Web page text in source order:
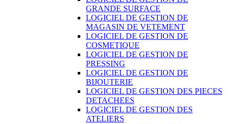
GRANDE SURFACE
LOGICIEL DE GESTION DE
MAGASIN DE VETEMENT
LOGICIEL DE GESTION DE
COSMETIQUE
LOGICIEL DE GESTION DE
PRESSING
LOGICIEL DE GESTION DE
BIJOUTERIE
LOGICIEL DE GESTION DES PIECES
DETACHEES
LOGICIEL DE GESTION DES
ATELIERS